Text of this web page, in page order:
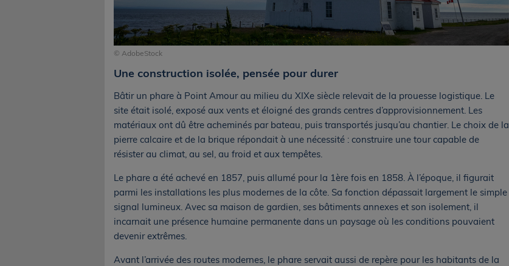
© AdobeStock
Une construction isolée, pensée pour durer
Bâtir un phare à Point Amour au milieu du XIXe siècle relevait de la prouesse logistique. Le
site était isolé, exposé aux vents et éloigné des grands centres d’approvisionnement. Les
matériaux ont dû être acheminés par bateau, puis transportés jusqu’au chantier. Le choix de la
pierre calcaire et de la brique répondait à une nécessité : construire une tour capable de
résister au climat, au sel, au froid et aux tempêtes.
Le phare a été achevé en 1857, puis allumé pour la 1ère fois en 1858. À l’époque, il figurait
parmi les installations les plus modernes de la côte. Sa fonction dépassait largement le simple
signal lumineux. Avec sa maison de gardien, ses bâtiments annexes et son isolement, il
incarnait une présence humaine permanente dans un paysage où les conditions pouvaient
devenir extrêmes.
Avant l’arrivée des routes modernes, le phare servait aussi de repère pour les habitants de la